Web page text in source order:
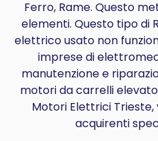
Ferro, Rame. Questo
elementi. Questo tipo di
elettrico usato non
imprese di
manutenzione e
motori da carrelli
Motori Elettrici
acquirenti